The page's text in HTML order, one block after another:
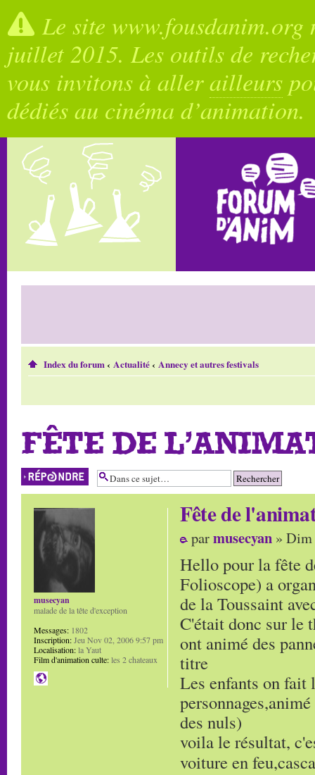
Le site
juillet 2015. Les outils de
vous invitons à allerailleurs
dédiés au cinéma d’animation.
Index du forum‹ Actualité‹ Annecy et autres festivals
FÊTE DE
Répondre
Fête de
parmusecyan » Dim
Hello pour la fête
Folioscope) a
de la Toussaint
C'était donc sur le
ont animé des
titre
Les enfants on fait
des nuls)
voila le résultat,
voiture en
musecyan
malade de la tête d'exception
Messages: 1802
Inscription:Jeu Nov 02, 2006 9:57 pm
Localisation:la Yaut
Film d'animation culte:les 2 chateaux